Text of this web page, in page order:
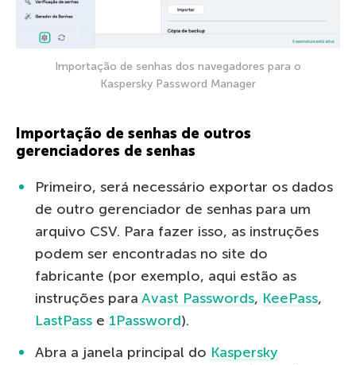
Importação de senhas dos navegadores para o
Kaspersky Password Manager
Importação de senhas de outros
gerenciadores de senhas
Primeiro, será necessário exportar os dados
de outro gerenciador de senhas para um
arquivo CSV. Para fazer isso, as instruções
podem ser encontradas no site do
fabricante (por exemplo, aqui estão as
instruções para Avast Passwords, KeePass,
LastPass e 1Password).
Abra a janela principal do Kaspersky